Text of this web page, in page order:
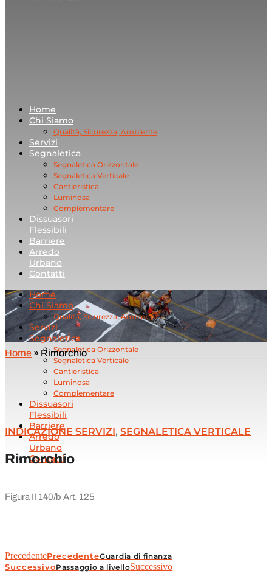
Home
Chi Siamo
Qualità, Sicurezza, Ambiente
Servizi
Segnaletica
Segnaletica Orizzontale
Segnaletica Verticale
Cantieristica
Luminosa
Complementare
Dissuasori
Flessibili
Barriere
Arredo
Urbano
Contatti
Home
Chi Siamo
Qualità, Sicurezza, Ambiente
Servizi
Segnaletica
Segnaletica Orizzontale
Segnaletica Verticale
Cantieristica
Luminosa
Complementare
Dissuasori
Flessibili
Barriere
Arredo
Urbano
Contatti
Home » Rimorchio
INDICAZIONE SERVIZI, SEGNALETICA VERTICALE
Rimorchio
Figura II 140/b Art. 125
PrecedentePrecedenteGuardia di finanza
SuccessivoPassaggio a livelloSuccessivo